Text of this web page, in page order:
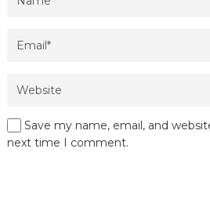
Save my name, email, and
next time I comment.